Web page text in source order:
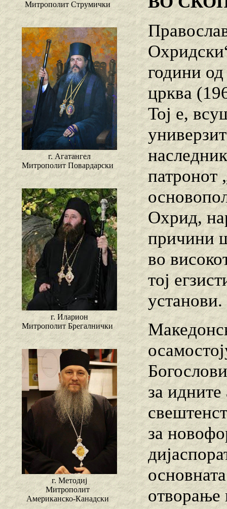
Митрополит Струмички
г. Агатангел
Митрополит Повардарски
г. Иларион
Митрополит Брегалнички
г. Методиј
Митрополит
Американско-Канадски
години
црква
Тој е,
патронот
Охрид,
причини
во
тој
установи.
за идните
за
отворање